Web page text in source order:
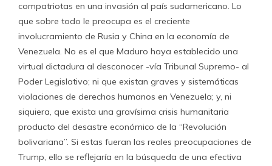
compatriotas en una invasión al país sudamericano. Lo
que sobre todo le preocupa es el creciente
involucramiento de Rusia y China en la economía de
Venezuela. No es el que Maduro haya establecido una
virtual dictadura al desconocer -vía Tribunal Supremo- al
Poder Legislativo; ni que existan graves y sistemáticas
violaciones de derechos humanos en Venezuela; y, ni
siquiera, que exista una gravísima crisis humanitaria
producto del desastre económico de la “Revolución
bolivariana”. Si estas fueran las reales preocupaciones de
Trump, ello se reflejaría en la búsqueda de una efectiva